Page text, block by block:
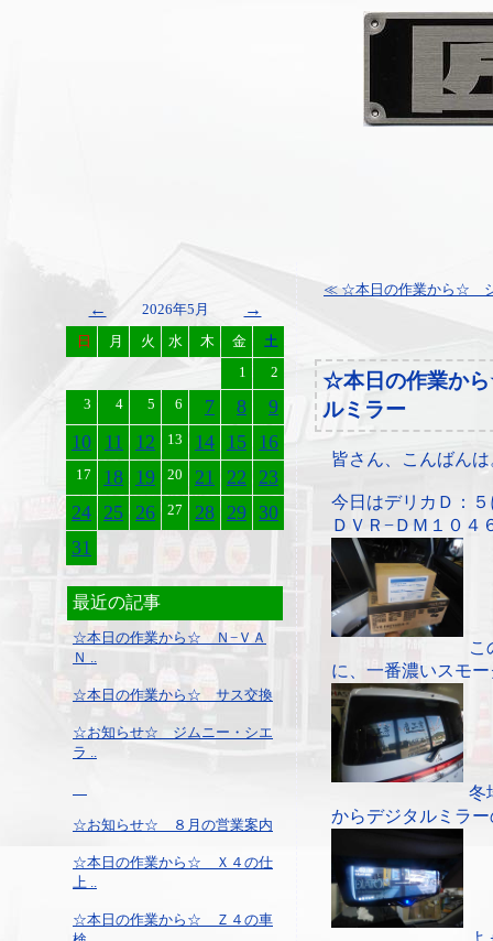
← 2026年5月 →
日 月 火 水 木 金
土
1
2
3
4 5 6 7 8
9
10
11 12 13 14 15 16
17 18 19 20 21 22 23
24 25 26 27 28 29 30
31
最近の記事
☆本日の作業から☆ Ｎ−ＶＡ
Ｎ ..
☆本日の作業から☆ サス交換
☆お知らせ☆ ジムニー・シエ
ラ ..
☆お知らせ☆ ８月の営業案内
☆本日の作業から☆ Ｘ４の仕
上 ..
☆本日の作業から☆ Ｚ４の車
≪ ☆本日の作業から☆
☆本日の作業か
ルミラー
皆さん、こんばんは
今日はデリカＤ：
ＤＶＲ−ＤＭ１０４
こ
に、一番濃いスモ
冬
からデジタルミラ